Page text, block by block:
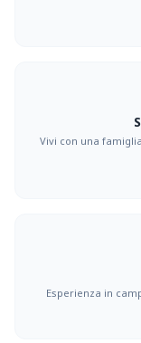
Vivi con una
Esperienza in